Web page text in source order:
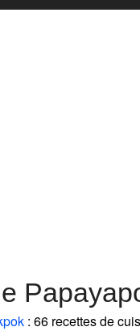
: 66 recettes de